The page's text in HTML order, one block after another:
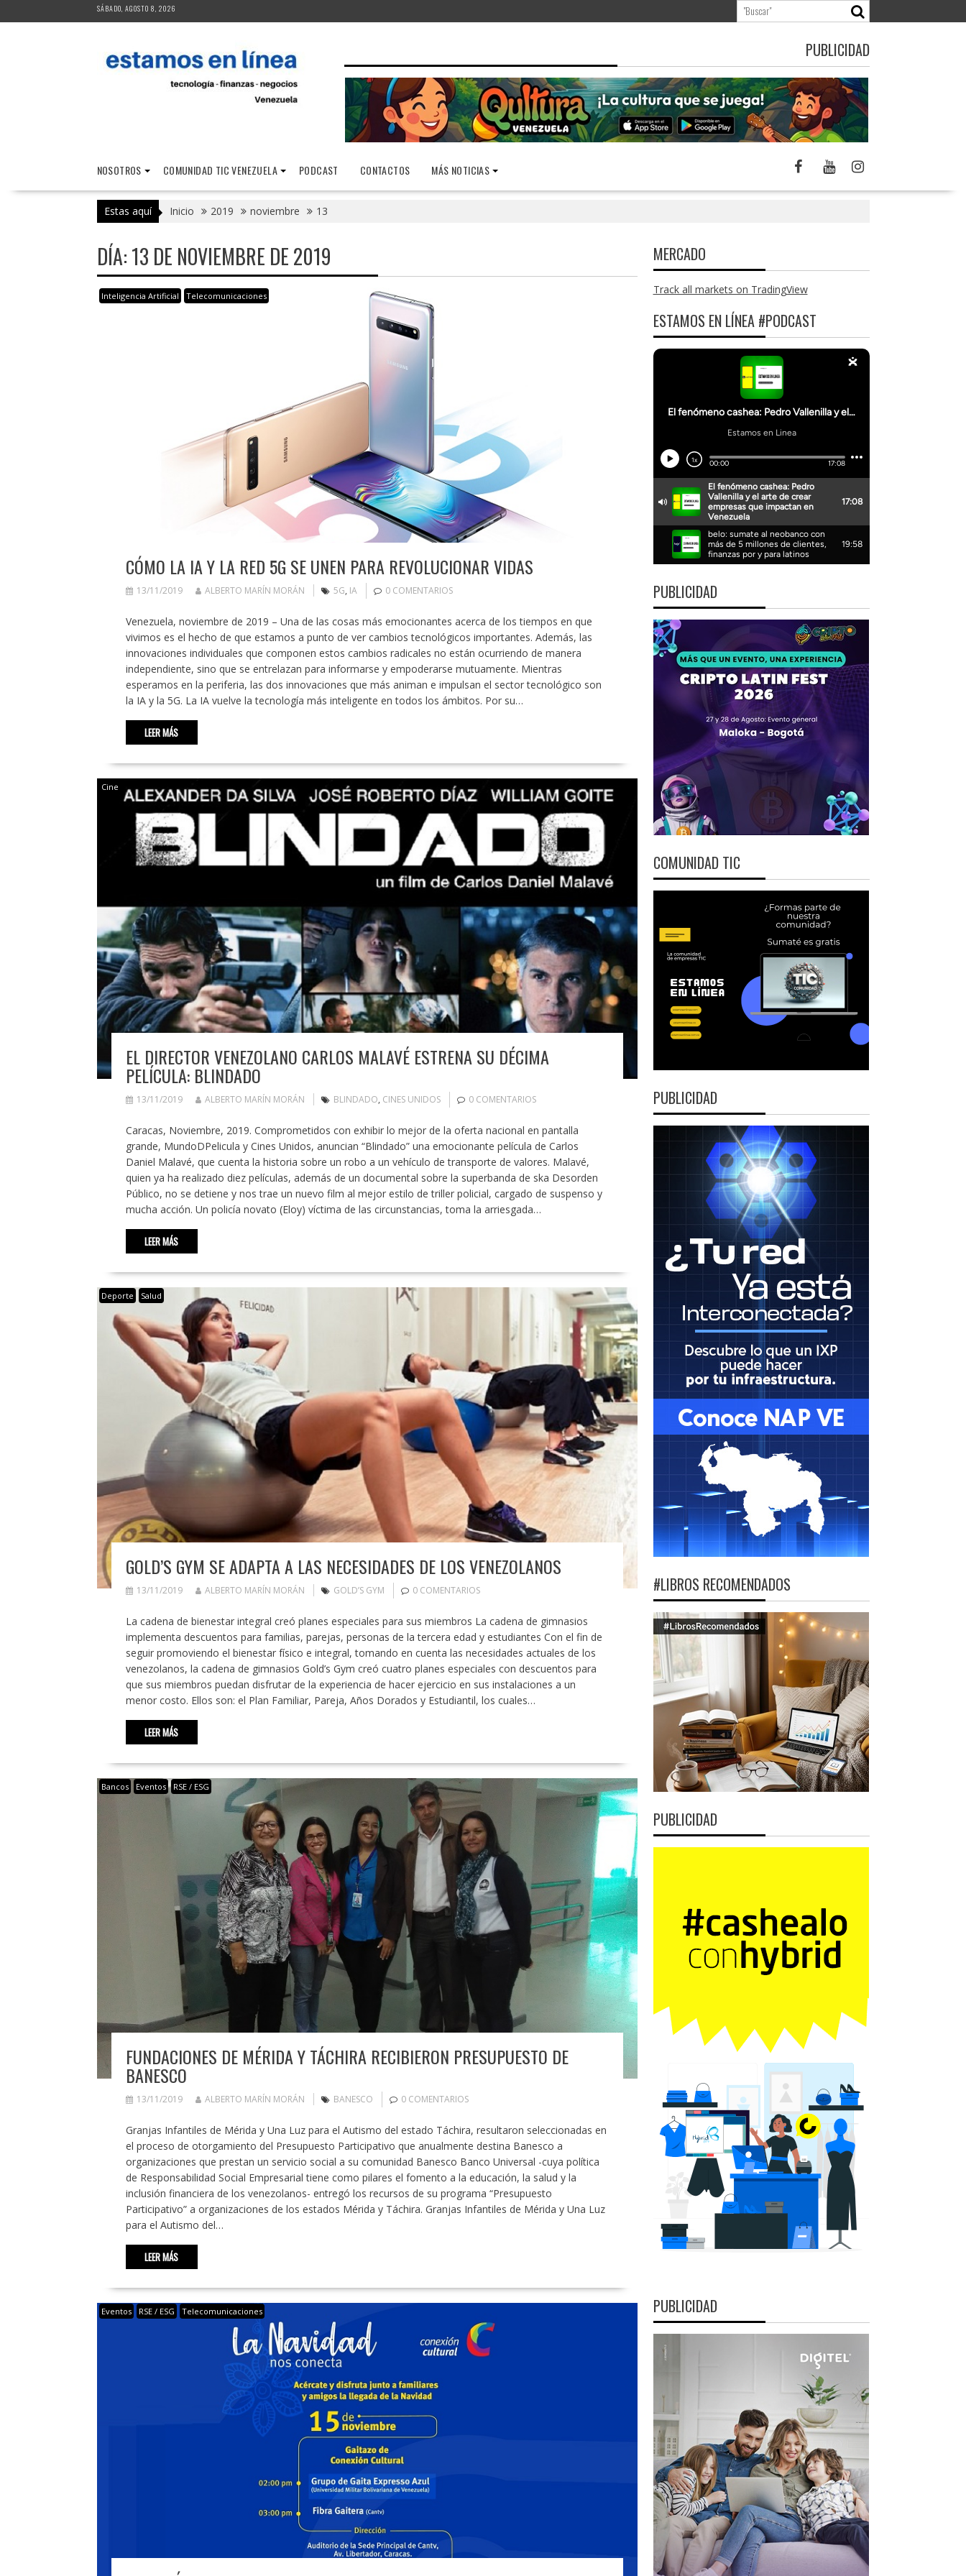
al
SÁBADO, AGOSTO 8, 2026
PUBLICIDAD
NOSOTROS COMUNIDAD TIC VENEZUELA PODCAST CONTACTOS MÁS NOTICIAS
Estas aquí Inicio 2019 noviembre 13
DÍA:13 DE NOVIEMBRE DE 2019
Inteligencia Artificial Telecomunicaciones
CÓMO LA IA Y LA RED 5G SE UNEN PARA REVOLUCIONAR VIDAS
13/11/2019 ALBERTO MARÍN MORÁN 5G, IA 0 COMENTARIOS
Venezuela, noviembre de 2019 – Una de las cosas más emocionantes acerca de los tiempos en que
vivimos es el hecho de que estamos a punto de ver cambios tecnológicos importantes. Además, las
innovaciones individuales que componen estos cambios radicales no están ocurriendo de manera
independiente, sino que se entrelazan para informarse y empoderarse mutuamente. Mientras
esperamos en la periferia, las dos innovaciones que más animan e impulsan el sector tecnológico son
la IA y la 5G. La IA vuelve la tecnología más inteligente en todos los ámbitos. Por su…
LEER MÁS
Cine
EL DIRECTOR VENEZOLANO CARLOS MALAVÉ ESTRENA SU DÉCIMA
PELÍCULA: BLINDADO
13/11/2019 ALBERTO MARÍN MORÁN BLINDADO, CINES UNIDOS 0 COMENTARIOS
Caracas, Noviembre, 2019. Comprometidos con exhibir lo mejor de la oferta nacional en pantalla
grande, MundoDPelicula y Cines Unidos, anuncian “Blindado” una emocionante película de Carlos
Daniel Malavé, que cuenta la historia sobre un robo a un vehículo de transporte de valores. Malavé,
quien ya ha realizado diez películas, además de un documental sobre la superbanda de ska Desorden
Público, no se detiene y nos trae un nuevo film al mejor estilo de triller policial, cargado de suspenso y
mucha acción. Un policía novato (Eloy) víctima de las circunstancias, toma la arriesgada…
LEER MÁS
Deporte Salud
GOLD’S GYM SE ADAPTA A LAS NECESIDADES DE LOS VENEZOLANOS
13/11/2019 ALBERTO MARÍN MORÁN GOLD’S GYM 0 COMENTARIOS
La cadena de bienestar integral creó planes especiales para sus miembros La cadena de gimnasios
implementa descuentos para familias, parejas, personas de la tercera edad y estudiantes Con el fin de
seguir promoviendo el bienestar físico e integral, tomando en cuenta las necesidades actuales de los
venezolanos, la cadena de gimnasios Gold’s Gym creó cuatro planes especiales con descuentos para
que sus miembros puedan disfrutar de la experiencia de hacer ejercicio en sus instalaciones a un
menor costo. Ellos son: el Plan Familiar, Pareja, Años Dorados y Estudiantil, los cuales…
LEER MÁS
Bancos Eventos RSE / ESG
FUNDACIONES DE MÉRIDA Y TÁCHIRA RECIBIERON PRESUPUESTO DE
BANESCO
13/11/2019 ALBERTO MARÍN MORÁN BANESCO 0 COMENTARIOS
Granjas Infantiles de Mérida y Una Luz para el Autismo del estado Táchira, resultaron seleccionadas en
el proceso de otorgamiento del Presupuesto Participativo que anualmente destina Banesco a
organizaciones que prestan un servicio social a su comunidad Banesco Banco Universal -cuya política
de Responsabilidad Social Empresarial tiene como pilares el fomento a la educación, la salud y la
inclusión financiera de los venezolanos- entregó los recursos de su programa “Presupuesto
Participativo” a organizaciones de los estados Mérida y Táchira. Granjas Infantiles de Mérida y Una Luz
para el Autismo del…
LEER MÁS
Eventos RSE / ESG Telecomunicaciones
MERCADO
Track all markets on TradingView
ESTAMOS EN LÍNEA #PODCAST
PUBLICIDAD
COMUNIDAD TIC
PUBLICIDAD
#LIBROS RECOMENDADOS
PUBLICIDAD
PUBLICIDAD